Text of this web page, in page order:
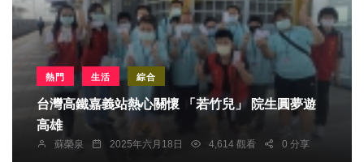
熱門 生活 綜合
台灣高鐵嘉義站熱心關懷 「若竹兒」 院生圓夢遊
高雄
蘇榮泉 2025年六月18日 4,614 觀看 0 分享